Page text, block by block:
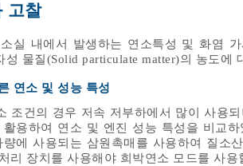
고찰
실 내에서 발생하는 연소특성 및 화염
성 물질(Solid particulate matter)의 농도
연소 및 성능 특성
조건의 경우 저속 저부하에서 많이 사용
용하여 연소 및 엔진 성능 특성을 비교
에 사용되는 삼원촉매를 사용하여 질소
리 장치를 사용해야 희박연소 모드를 사용